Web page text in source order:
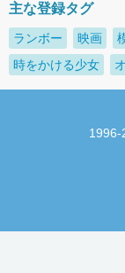
主な登録タグ
ランボー 映画
時をかける少女
1996-